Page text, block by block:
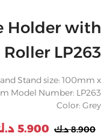
Holder with
Roller LP263
Stand size: 100mm x
Model Number: LP263
Color: Grey
8.900 د.ك 5.900 د.ك